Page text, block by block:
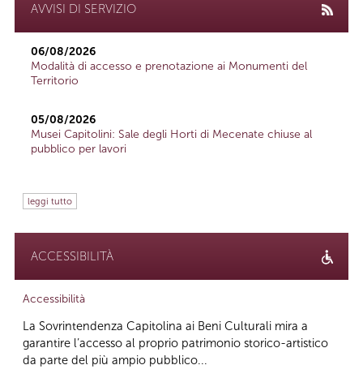
AVVISI DI SERVIZIO
06/08/2026
Modalità di accesso e prenotazione ai Monumenti del
Territorio
05/08/2026
Musei Capitolini: Sale degli Horti di Mecenate chiuse al
pubblico per lavori
leggi tutto
ACCESSIBILITÀ
Accessibilità
La Sovrintendenza Capitolina ai Beni Culturali mira a
garantire l’accesso al proprio patrimonio storico-artistico
da parte del più ampio pubblico...